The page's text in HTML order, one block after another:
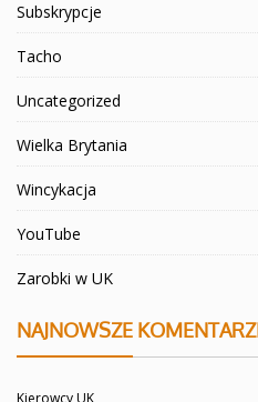
Subskrypcje
Tacho
Uncategorized
Wielka Brytania
Wincykacja
YouTube
Zarobki w UK
NAJNOWSZE
Kierowcy UK